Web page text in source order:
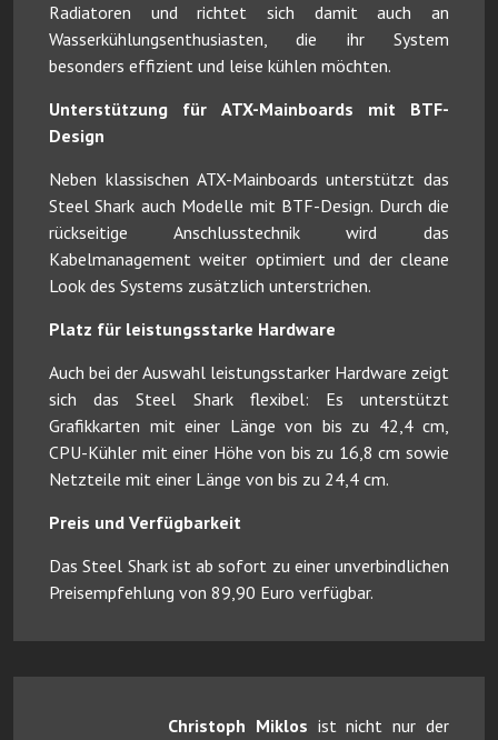
Radiatoren und richtet sich damit auch an
Wasserkühlungsenthusiasten, die ihr System
besonders effizient und leise kühlen möchten.
Unterstützung für ATX-Mainboards mit BTF-
Design
Neben klassischen ATX-Mainboards unterstützt das
Steel Shark auch Modelle mit BTF-Design. Durch die
rückseitige Anschlusstechnik wird das
Kabelmanagement weiter optimiert und der cleane
Look des Systems zusätzlich unterstrichen.
Platz für leistungsstarke Hardware
Auch bei der Auswahl leistungsstarker Hardware zeigt
sich das Steel Shark flexibel: Es unterstützt
Grafikkarten mit einer Länge von bis zu 42,4 cm,
CPU-Kühler mit einer Höhe von bis zu 16,8 cm sowie
Netzteile mit einer Länge von bis zu 24,4 cm.
Preis und Verfügbarkeit
Das Steel Shark ist ab sofort zu einer unverbindlichen
Preisempfehlung von 89,90 Euro verfügbar.
Christoph Miklos ist nicht nur der